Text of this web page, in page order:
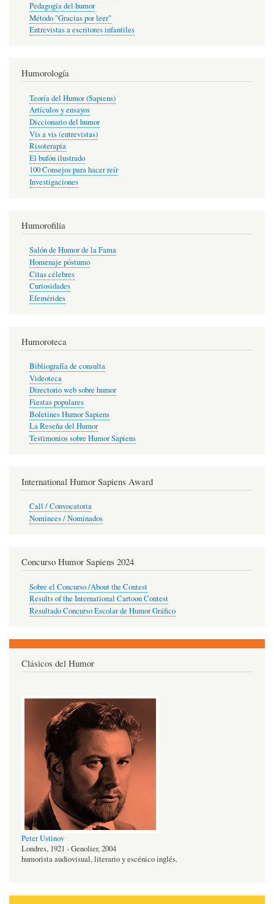
Pedagogía del humor
Método "Gracias por leer"
Entrevistas a escritores infantiles
Humorología
Teoría del Humor (Sapiens)
Artículos y ensayos
Diccionario del humor
Vis a vis (entrevistas)
Risoterapia
El bufón ilustrado
100 Consejos para hacer reír
Investigaciones
Humorofilia
Salón de Humor de la Fama
Homenaje póstumo
Citas célebres
Curiosidades
Efemérides
Humoroteca
Bibliografía de consulta
Videoteca
Directorio web sobre humor
Fiestas populares
Boletines Humor Sapiens
La Reseña del Humor
Testimonios sobre Humor Sapiens
International Humor Sapiens Award
Call / Convocatoria
Nominees / Nominados
Concurso Humor Sapiens 2024
Sobre el Concurso /About the Contest
Results of the International Cartoon Contest
Resultado Concurso Escolar de Humor Gráfico
Clásicos del Humor
Peter Ustinov
Londres, 1921 - Genolier, 2004
humorista audiovisual, literario y escénico inglés.